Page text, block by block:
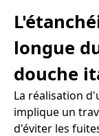
longue
douche
La réalisation
implique un
d'éviter les